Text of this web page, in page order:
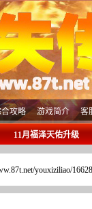
客
游戏简介
攻略
11月福泽天佑升级
youxiziliao/